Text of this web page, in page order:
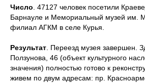
Число . 47127 человек посетили
Барнауле и Мемориальный музей им.
филиал АГКМ в селе Курья.
Результат . Переезд музея завершен.
Ползунова, 46 (объект культурного
значения) полностью готово к
живем по двум адресам: пр.